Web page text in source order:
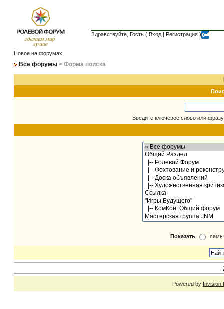
Здравствуйте, Гость ( Вход | Регистрация )
Новое на форумах
Все форумы > Форма поиска
Введите ключевое слово или
Показать
Powered by Invision